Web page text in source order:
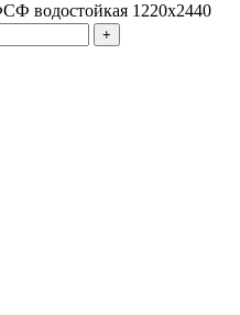
водостойкая 1220х2440